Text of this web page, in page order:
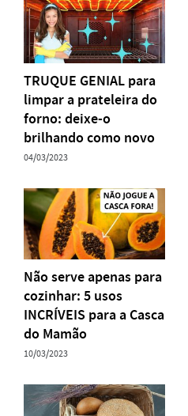
TRUQUE GENIAL para
limpar a prateleira do
forno: deixe-o
brilhando como novo
04/03/2023
Não serve apenas para
cozinhar: 5 usos
INCRÍVEIS para a Casca
do Mamão
10/03/2023